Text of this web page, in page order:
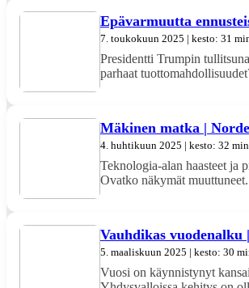
Epävarmuutta
7. toukokuun 2025 | kesto: 31
Presidentti Trumpin
parhaat
Mäkinen matka |
4. huhtikuun 2025 | kesto: 32 min
Teknologia-alan haasteet ja
Ovatko näkymät
Vauhdikas vuodenalku
5. maaliskuun 2025 | kesto: 30
Vuosi on käynnistynyt